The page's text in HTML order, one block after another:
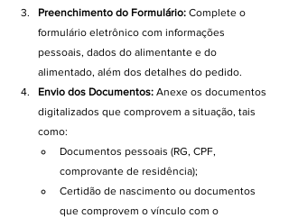
Preenchimento do Formulário: Complete o
formulário eletrônico com informações
pessoais, dados do alimentante e do
alimentado, além dos detalhes do pedido.
Envio dos Documentos: Anexe os documentos
digitalizados que comprovem a situação, tais
como:
Documentos pessoais (RG, CPF,
comprovante de residência);
Certidão de nascimento ou documentos
que comprovem o vínculo com o